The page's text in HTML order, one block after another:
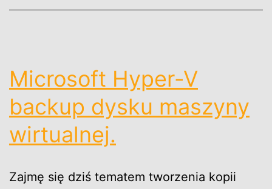
Microsoft Hyper-V
backup dysku maszyny
wirtualnej.
Zajmę się dziś tematem tworzenia kopii